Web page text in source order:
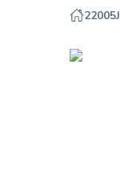
22005J